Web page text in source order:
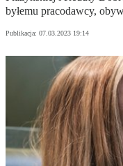
byłemu pracodawcy,
Publikacja: 07.03.2023 19:14